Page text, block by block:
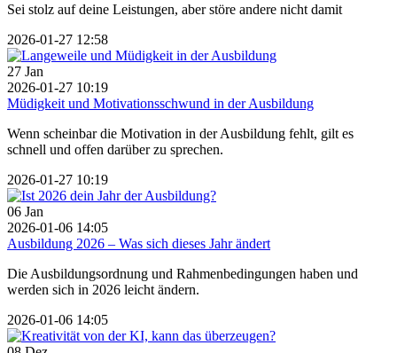
Sei stolz auf deine Leistungen, aber störe andere nicht damit
2026-01-27 12:58
27 Jan
2026-01-27 10:19
Müdigkeit und Motivationsschwund in der Ausbildung
Wenn scheinbar die Motivation in der Ausbildung fehlt, gilt es
schnell und offen darüber zu sprechen.
2026-01-27 10:19
06 Jan
2026-01-06 14:05
Ausbildung 2026 – Was sich dieses Jahr ändert
Die Ausbildungsordnung und Rahmenbedingungen haben und
werden sich in 2026 leicht ändern.
2026-01-06 14:05